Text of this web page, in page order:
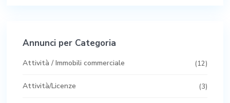
Annunci per Categoria
Attività / Immobili commerciale (12)
Attività/Licenze (3)